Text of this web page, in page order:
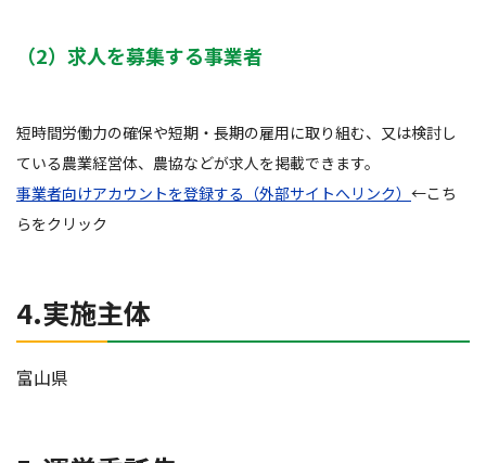
（2）求人を募集する事業者
短時間労働力の確保や短期・長期の雇用に取り組む、又は検討し
ている農業経営体、農協などが求人を掲載できます。
事業者向けアカウントを登録する（外部サイトへリンク） ←こち
らをクリック
4.実施主体
富山県